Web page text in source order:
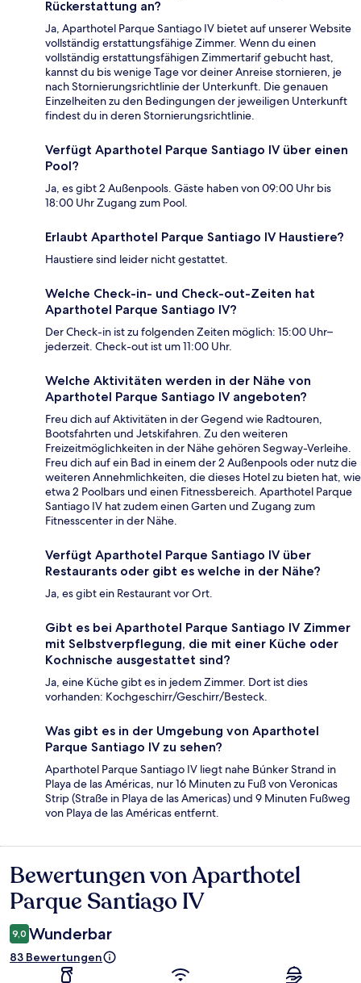
Rückerstattung an?
Ja, Aparthotel Parque Santiago IV bietet auf unserer Website
vollständig erstattungsfähige Zimmer. Wenn du einen
vollständig erstattungsfähigen Zimmertarif gebucht hast,
kannst du bis wenige Tage vor deiner Anreise stornieren, je
nach Stornierungsrichtlinie der Unterkunft. Die genauen
Einzelheiten zu den Bedingungen der jeweiligen Unterkunft
findest du in deren Stornierungsrichtlinie.
Verfügt Aparthotel Parque Santiago IV über einen
Pool?
Ja, es gibt 2 Außenpools. Gäste haben von 09:00 Uhr bis
18:00 Uhr Zugang zum Pool.
Erlaubt Aparthotel Parque Santiago IV Haustiere?
Haustiere sind leider nicht gestattet.
Welche Check-in- und Check-out-Zeiten hat
Aparthotel Parque Santiago IV?
Der Check-in ist zu folgenden Zeiten möglich: 15:00 Uhr–
jederzeit. Check-out ist um 11:00 Uhr.
Welche Aktivitäten werden in der Nähe von
Aparthotel Parque Santiago IV angeboten?
Freu dich auf Aktivitäten in der Gegend wie Radtouren,
Bootsfahrten und Jetskifahren. Zu den weiteren
Freizeitmöglichkeiten in der Nähe gehören Segway-Verleihe.
Freu dich auf ein Bad in einem der 2 Außenpools oder nutz die
weiteren Annehmlichkeiten, die dieses Hotel zu bieten hat, wie
etwa 2 Poolbars und einen Fitnessbereich. Aparthotel Parque
Santiago IV hat zudem einen Garten und Zugang zum
Fitnesscenter in der Nähe.
Verfügt Aparthotel Parque Santiago IV über
Restaurants oder gibt es welche in der Nähe?
Ja, es gibt ein Restaurant vor Ort.
Gibt es bei Aparthotel Parque Santiago IV Zimmer
mit Selbstverpflegung, die mit einer Küche oder
Kochnische ausgestattet sind?
Ja, eine Küche gibt es in jedem Zimmer. Dort ist dies
vorhanden: Kochgeschirr/Geschirr/Besteck.
Was gibt es in der Umgebung von Aparthotel
Parque Santiago IV zu sehen?
Aparthotel Parque Santiago IV liegt nahe Búnker Strand in
Playa de las Américas, nur 16 Minuten zu Fuß von Veronicas
Strip (Straße in Playa de las Americas) und 9 Minuten Fußweg
von Playa de las Américas entfernt.
Bewertungen
Bewertungen von Aparthotel
Parque Santiago IV
9,0 Wunderbar
83 Bewertungen